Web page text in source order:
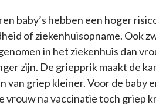
baby’s hebben een hoger
of ziekenhuisopname. Ook
in het ziekenhuis dan
zijn. De griepprik maakt de
van griep kleiner. Voor de baby
vrouw na vaccinatie toch griep